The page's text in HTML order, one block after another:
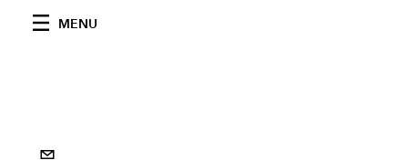
MENU